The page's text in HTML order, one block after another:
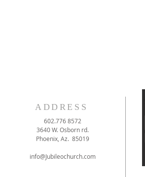
ADDRESS
602.776 8572
3640 W. Osborn rd.
Phoenix, Az. 85019
info@Jubileochurch.com